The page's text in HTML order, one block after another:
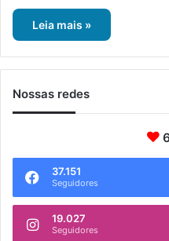
Leia mais »
Nossas redes
37.151
Seguidores
19.027
Seguidores